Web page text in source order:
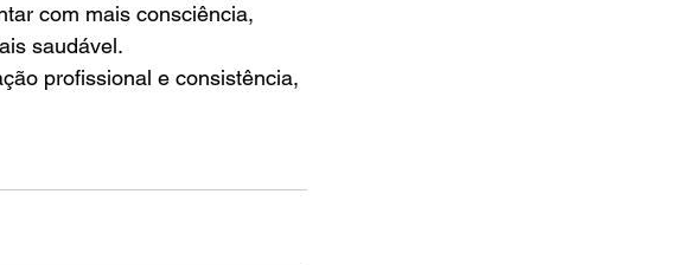
com mais consciência,
saudável.
profissional e consistência,